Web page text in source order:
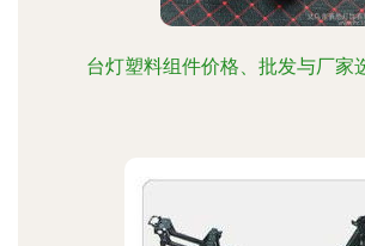
台灯塑料组件价格、批发与厂家